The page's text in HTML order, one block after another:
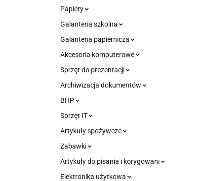
Papiery
Galanteria szkolna
Galanteria papiernicza
Akcesoria komputerowe
Sprzęt do prezentacji
Archiwizacja dokumentów
BHP
Sprzęt IT
Artykuły spożywcze
Zabawki
Artykuły do pisania i korygowani
Elektronika użytkowa